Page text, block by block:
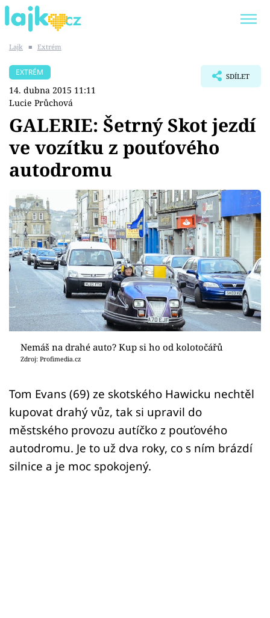
SHOPAHOLICADEL
Témata
Showbyznys
Youtubeři
Virály
Sex a vztahy
Videa
Sledujte prima+
Přihlášení
Sledujte nás
Lajk ■ Extrém
EXTRÉM
14. dubna 2015 11:11
Lucie Průchová
SDÍLET
GALERIE: Šetrný Skot jezdí
ve vozítku z pouťového
autodromu
Nemáš na drahé auto? Kup si ho od kolotočářů
Zdroj: Profimedia.cz
Tom Evans (69) ze skotského Hawicku nechtěl
kupovat drahý vůz, tak si upravil do
městského provozu autíčko z pouťového
autodromu. Je to už dva roky, co s ním brázdí
silnice a je moc spokojený.